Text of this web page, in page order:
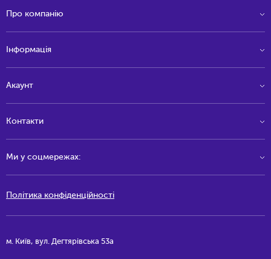
Про компанію
Інформація
Акаунт
Контакти
Ми у соцмережах:
Політика конфіденційності
м. Київ, вул. Дегтярівська 53а